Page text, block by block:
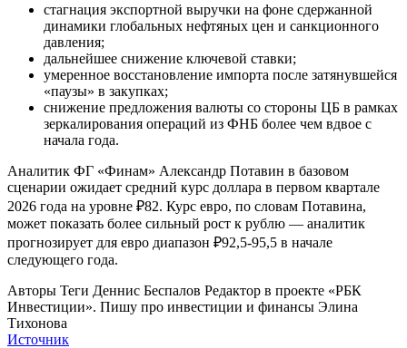
стагнация экспортной выручки на фоне сдержанной
динамики глобальных нефтяных цен и санкционного
давления;
дальнейшее снижение ключевой ставки;
умеренное восстановление импорта после затянувшейся
«паузы» в закупках;
снижение предложения валюты со стороны ЦБ в рамках
зеркалирования операций из ФНБ более чем вдвое с
начала года.
Аналитик ФГ «Финам» Александр Потавин в базовом
сценарии ожидает средний курс доллара в первом квартале
2026 года на уровне ₽82. Курс евро, по словам Потавина,
может показать более сильный рост к рублю — аналитик
прогнозирует для евро диапазон ₽92,5-95,5 в начале
следующего года.
Авторы Теги Деннис Беспалов Редактор в проекте «РБК
Инвестиции». Пишу про инвестиции и финансы Элина
Тихонова
Источник